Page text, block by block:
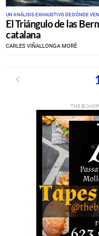
UN ANÁLISIS EXHAUSTIVO DE DÓNDE
​El Triángulo de las
catalana
CARLES VIÑALLONGA MORÉ